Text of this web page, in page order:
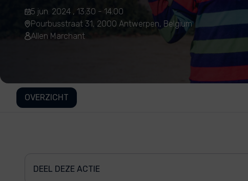
5 jun. 2024 , 13:30 - 14:00
Pourbusstraat 31, 2000 Antwerpen, Belgium
Allen Marchant
OVERZICHT
DEEL DEZE ACTIE